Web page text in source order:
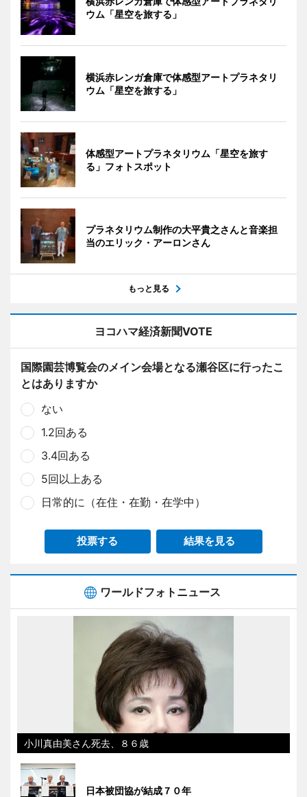
ウム「星空を旅する」
横浜赤レンガ倉庫で体感型アートプラネタリ
ウム「星空を旅する」
体感型アートプラネタリウム「星空を旅す
る」フォトスポット
プラネタリウム制作の大平貴之さんと音楽担
当のエリック・アーロンさん
もっと見る
ヨコハマ経済新聞VOTE
国際園芸博覧会のメイン会場となる瀬谷区に行ったこ
とはありますか
ない
1.2回ある
3.4回ある
5回以上ある
日常的に（在住・在勤・在学中）
投票する 結果を見る
ワールドフォトニュース
小川真由美さん死去、８６歳
日本被団協が結成７０年